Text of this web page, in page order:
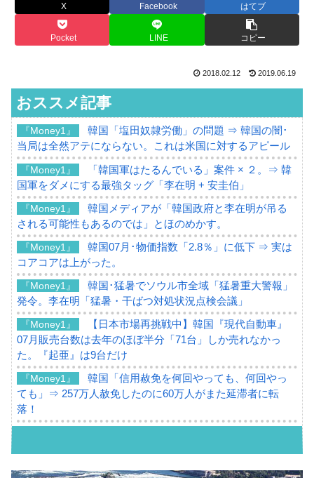
X Facebook はてブ
Pocket LINE コピー
2018.02.12 2019.06.19
おススメ記事
『Money1』
韓国「塩田奴隷労働」の問題 ⇒ 韓国の闇･
当局は全然アテにならない。これは米国に対するアピール
『Money1』
「韓国軍はたるんでいる」案件 × ２。⇒ 韓
国軍をダメにする最強タッグ「李在明 + 安圭伯」
『Money1』
韓国メディアが「韓国政府と李在明が吊る
される可能性もあるのでは」とほのめかす。
『Money1』
韓国07月･物価指数「2.8％」に低下 ⇒ 実は
コアコアは上がった。
『Money1』
韓国･猛暑でソウル市全域「猛暑重大警報」
発令。李在明「猛暑・干ばつ対処状況点検会議」
『Money1』
【日本市場再挑戦中】韓国『現代自動車』
07月販売台数は去年のほぼ半分「71台」しか売れなかっ
た。『起亜』は9台だけ
『Money1』
韓国「信用赦免を何回やっても、何回やっ
ても」⇒ 257万人赦免したのに60万人がまた延滞者に転
落！
『Money1』
韓国「2026年07月の輸出入」絶好調。半導